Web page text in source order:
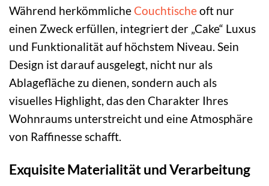
Während herkömmliche Couchtischeoft nur
einen Zweck erfüllen, integriert der „Cake“ Luxus
und Funktionalität auf höchstem Niveau. Sein
Design ist darauf ausgelegt, nicht nur als
Ablagefläche zu dienen, sondern auch als
visuelles Highlight, das den Charakter Ihres
Wohnraums unterstreicht und eine Atmosphäre
von Raffinesse schafft.
Exquisite Materialität und Verarbeitung